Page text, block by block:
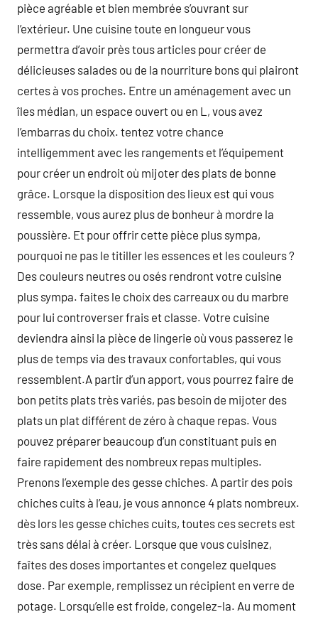
pièce agréable et bien membrée s’ouvrant sur
l’extérieur. Une cuisine toute en longueur vous
permettra d’avoir près tous articles pour créer de
délicieuses salades ou de la nourriture bons qui plairont
certes à vos proches. Entre un aménagement avec un
îles médian, un espace ouvert ou en L, vous avez
l’embarras du choix. tentez votre chance
intelligemment avec les rangements et l’équipement
pour créer un endroit où mijoter des plats de bonne
grâce. Lorsque la disposition des lieux est qui vous
ressemble, vous aurez plus de bonheur à mordre la
poussière. Et pour offrir cette pièce plus sympa,
pourquoi ne pas le titiller les essences et les couleurs ?
Des couleurs neutres ou osés rendront votre cuisine
plus sympa. faites le choix des carreaux ou du marbre
pour lui controverser frais et classe. Votre cuisine
deviendra ainsi la pièce de lingerie où vous passerez le
plus de temps via des travaux confortables, qui vous
ressemblent.A partir d’un apport, vous pourrez faire de
bon petits plats très variés, pas besoin de mijoter des
plats un plat différent de zéro à chaque repas. Vous
pouvez préparer beaucoup d’un constituant puis en
faire rapidement des nombreux repas multiples.
Prenons l’exemple des gesse chiches. A partir des pois
chiches cuits à l’eau, je vous annonce 4 plats nombreux.
dès lors les gesse chiches cuits, toutes ces secrets est
très sans délai à créer. Lorsque que vous cuisinez,
faîtes des doses importantes et congelez quelques
dose. Par exemple, remplissez un récipient en verre de
potage. Lorsqu’elle est froide, congelez-la. Au moment